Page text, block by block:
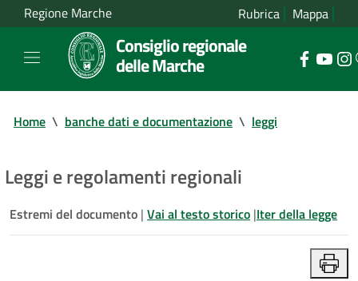
Regione Marche Rubrica Mappa
Consiglio regionale
delle Marche
Home \ banche dati e documentazione \ leggi
Leggi e regolamenti regionali
Estremi del documento | Vai al testo storico |Iter della legge